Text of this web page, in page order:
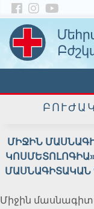
ՄԻՋԻՆ
ՄԱՍՆԱԳԻՏԱԿԱՆ
Միջին